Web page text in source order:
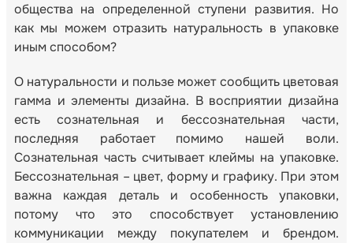
общества на определенной ступени развития. Но
как мы можем отразить натуральность в упаковке
иным способом?
О натуральности и пользе может сообщить цветовая
гамма и элементы дизайна. В восприятии дизайна
есть сознательная и бессознательная части,
последняя работает помимо нашей воли.
Сознательная часть считывает клеймы на упаковке.
Бессознательная – цвет, форму и графику. При этом
важна каждая деталь и особенность упаковки,
потому что это способствует установлению
коммуникации между покупателем и брендом.